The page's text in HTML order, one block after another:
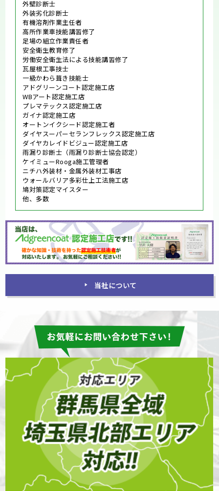
外壁診断士
外装劣化診断士
有機溶剤作業主任者
高所作業車技能講習修了
足場の組立作業責任者
安全衛生教育修了
労働安全衛生法による技能講習修了
瓦屋根工事技士
一級かわら葺き技能士
アドグリーンコート認定施工店
WBアート認定施工店
プレマテックス認定施工店
ガイナ認定施工店
オートンイクシード認定施工者
ダイヤスーパーセランフレックス認定施工店
ダイヤカレイドビジュー認定施工店
雨漏り診断士（雨漏り診断士協会認定）
ケイミューRooga施工管理者
ニチハ外装材・金属外装材工事店
ウォールバリア多彩仕上工法施工店
鳩対策認定マイスター
他、多数
当社について